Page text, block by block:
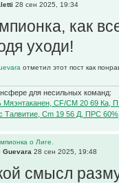
28 сен 2025, 19:34
как
уходи!
отметил этот пост как
для несильных команд:
Мяэнтаканен, CF/CM 20 69 Ка,
Талвитие, Cm 19 56 Д, ПРС
о Лиге.
Guevara 28 сен 2025, 19:48
смысл